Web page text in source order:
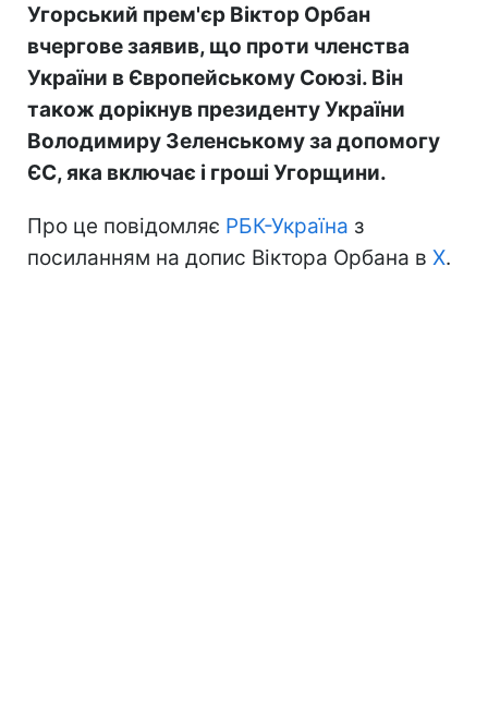
Угорський прем'єр Віктор Орбан
вчергове заявив, що проти членства
України в Європейському Союзі. Він
також дорікнув президенту України
Володимиру Зеленському за допомогу
ЄС, яка включає і гроші Угорщини.
Про це повідомляє РБК-Україна з
посиланням на допис Віктора Орбана в Х.